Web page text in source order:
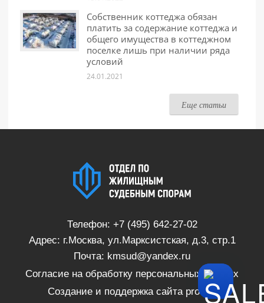
Собственник коттеджа обязан
платить за содержание коттеджа и
общего имущества в коттеджном
поселке лишь при наличии ряда
условий
24.01.2021
Еще статьи
Телефон: +7 (495) 642-27-02
Адрес: г.Москва, ул.Марксистская, д.3, стр.1
Почта: kmsud@yandex.ru
Согласие на обработку персональных данных
Создание и поддержка сайта proSite